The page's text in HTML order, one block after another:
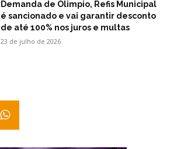
Demanda de Olimpio, Refis Municipal
é sancionado e vai garantir desconto
de até 100% nos juros e multas
23 de julho de 2026